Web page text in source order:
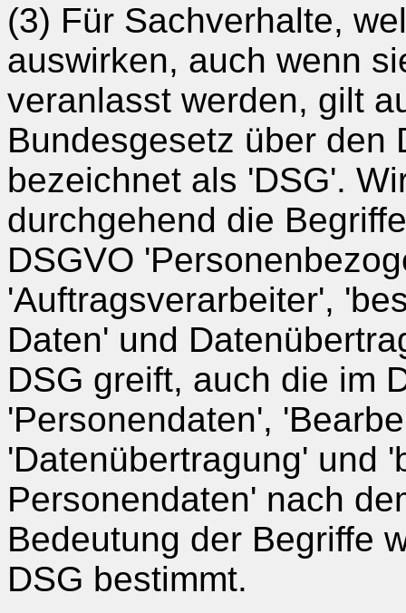
(3) Für Sachverhalte,
auswirken, auch wenn
veranlasst werden, gilt
Bundesgesetz über den
bezeichnet als 'DSG'.
durchgehend die
DSGVO
'Auftragsverarbeiter',
Daten' und
DSG greift, auch die im
'Personendaten',
'Datenübertragung' und
Personendaten' nach
Bedeutung der Begriffe
DSG bestimmt.